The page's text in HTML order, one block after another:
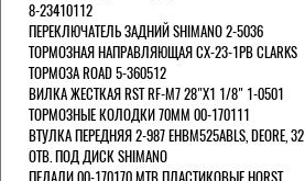
8-23410112
ПЕРЕКЛЮЧАТЕЛЬ ЗАДНИЙ SHIMANO 2-5036
ТОРМОЗНАЯ НАПРАВЛЯЮЩАЯ CX-23-1PB CLARKS
ТОРМОЗА ROAD 5-360512
ВИЛКА ЖЕСТКАЯ RST RF-M7 28"Х1 1/8" 1-0501
ТОРМОЗНЫЕ КОЛОДКИ 70ММ 00-170111
ВТУЛКА ПЕРЕДНЯЯ 2-987 EHBM525ABLS, DEORE, 32
ОТВ. ПОД ДИСК SHIMANO
ПЕДАЛИ 00-170170 МТВ ПЛАСТИКОВЫЕ HORST